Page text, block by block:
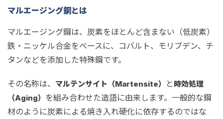
マルエージング鋼とは
マルエージング鋼は、炭素をほとんど含まない（低炭素）
鉄・ニッケル合金をベースに、コバルト、モリブデン、チ
タンなどを添加した特殊鋼です。
その名称は、 マルテンサイト（Martensite） と 時効処理
（Aging）
を組み合わせた造語に由来します。一般的な鋼
材のように炭素による焼き入れ硬化に依存するのではな